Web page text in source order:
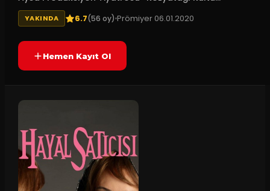
YAKINDA 6.7(56 oy)Prömiyer 06.01.2020
Hemen Kayıt Ol